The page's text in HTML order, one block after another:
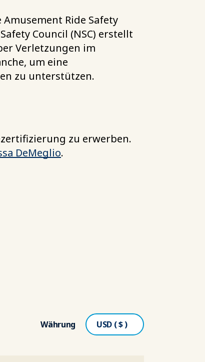
Ride Safety
Council (NSC) erstellt
Verletzungen im
um eine
zu unterstützen.
zu erwerben.
DeMeglio.
Währung